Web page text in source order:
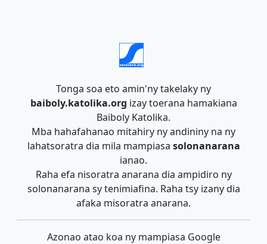
Tonga soa eto amin'ny takelaky ny
baiboly.katolika.org izay toerana hamakiana
Baiboly Katolika.
Mba hahafahanao mitahiry ny andininy na ny
lahatsoratra dia mila mampiasa solonanarana
ianao.
Raha efa nisoratra anarana dia ampidiro ny
solonanarana sy tenimiafina. Raha tsy izany dia
afaka misoratra anarana.
Azonao atao koa ny mampiasa Google